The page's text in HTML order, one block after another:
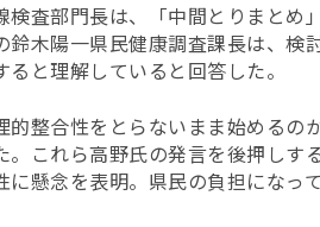
査部門長は、「中間とりまとめ
木陽一県民健康調査課長は、検
と理解していると回答した。
整合性をとらないまま始めるの
これら高野氏の発言を後押しす
懸念を表明。県民の負担になっ